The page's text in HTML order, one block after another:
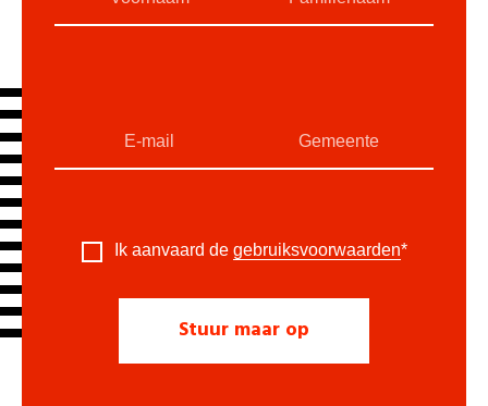
Ik aanvaard de gebruiksvoorwaarden*